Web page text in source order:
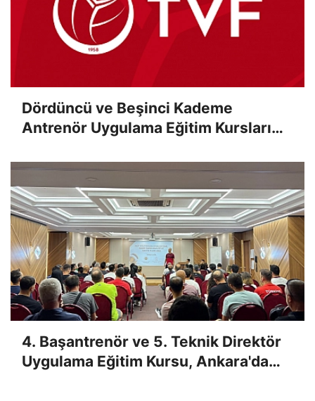
Dördüncü ve Beşinci Kademe
Antrenör Uygulama Eğitim Kursları
4. Başantrenör ve 5. Teknik Direktör
Uygulama Eğitim Kursu, Ankara'da